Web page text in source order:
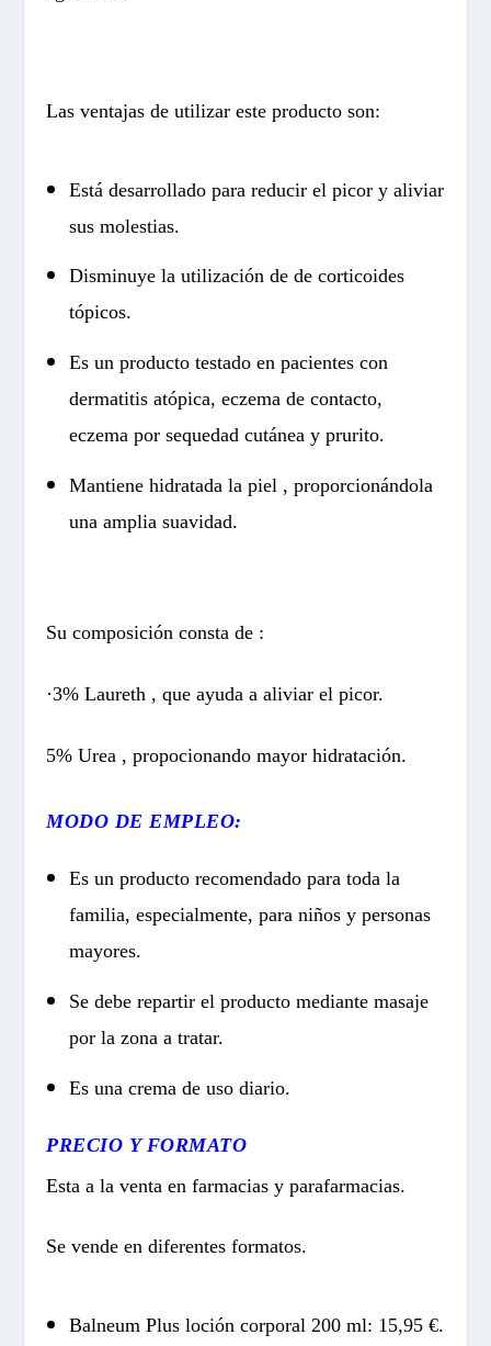
Las ventajas de utilizar este producto son:
Está desarrollado para reducir el picor y aliviar
sus molestias.
Disminuye la utilización de de corticoides
tópicos.
Es un producto testado en pacientes con
dermatitis atópica, eczema de contacto,
eczema por sequedad cutánea y prurito.
Mantiene hidratada la piel , proporcionándola
una amplia suavidad.
Su composición consta de :
·3% Laureth , que ayuda a aliviar el picor.
5% Urea , propocionando mayor hidratación.
MODO DE EMPLEO:
Es un producto recomendado para toda la
familia, especialmente, para niños y personas
mayores.
Se debe repartir el producto mediante masaje
por la zona a tratar.
Es una crema de uso diario.
PRECIO Y FORMATO
Esta a la venta en farmacias y parafarmacias.
Se vende en diferentes formatos.
Balneum Plus loción corporal 200 ml: 15,95 €.